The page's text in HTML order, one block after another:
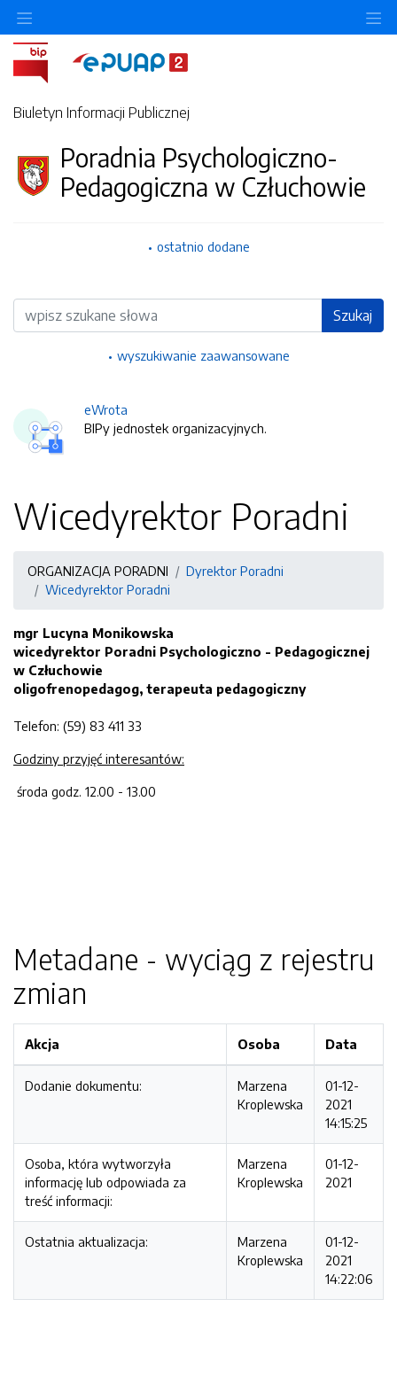
Biuletyn Informacji Publicznej
Poradnia Psychologiczno-
Pedagogiczna w Człuchowie
ostatnio dodane
Wyszukiwarka Szukaj
wyszukiwanie zaawansowane
eWrota
BIPy jednostek organizacyjnych.
Wicedyrektor Poradni
ORGANIZACJA PORADNI
Dyrektor Poradni
Wicedyrektor Poradni
mgr Lucyna Monikowska
wicedyrektor Poradni Psychologiczno - Pedagogicznej
w Człuchowie
oligofrenopedagog, terapeuta pedagogiczny
Telefon: (59) 83 411 33
Godziny przyjęć interesantów:
środa godz. 12.00 - 13.00
Metadane - wyciąg z rejestru
zmian
Akcja Osoba Data
Dodanie dokumentu:
Marzena
Kroplewska
01-12-
2021
14:15:25
Osoba, która wytworzyła
informację lub odpowiada za
treść informacji:
Marzena
Kroplewska
01-12-
2021
Ostatnia aktualizacja:
Marzena
Kroplewska
01-12-
2021
14:22:06